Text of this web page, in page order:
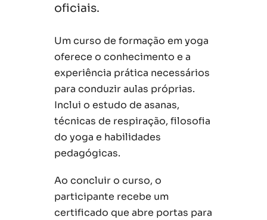
oficiais.
Um curso de formação em yoga
oferece o conhecimento e a
experiência prática necessários
para conduzir aulas próprias.
Inclui o estudo de asanas,
técnicas de respiração, filosofia
do yoga e habilidades
pedagógicas.
Ao concluir o curso, o
participante recebe um
certificado que abre portas para